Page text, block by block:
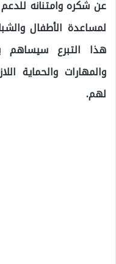
عن شكره وامتنانه للدعم
لمساعدة الأطفال
هذا التبرع سيساهم
والمهارات والحماية
لهم.